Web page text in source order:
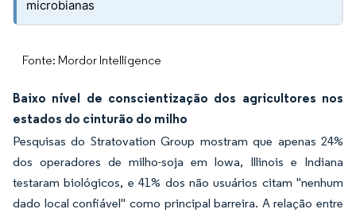
microbianas
Fonte: Mordor Intelligence
Baixo nível de conscientização dos agricultores nos
estados do cinturão do milho
Pesquisas do Stratovation Group mostram que apenas 24%
dos operadores de milho-soja em Iowa, Illinois e Indiana
testaram biológicos, e 41% dos não usuários citam "nenhum
dado local confiável" como principal barreira. A relação entre